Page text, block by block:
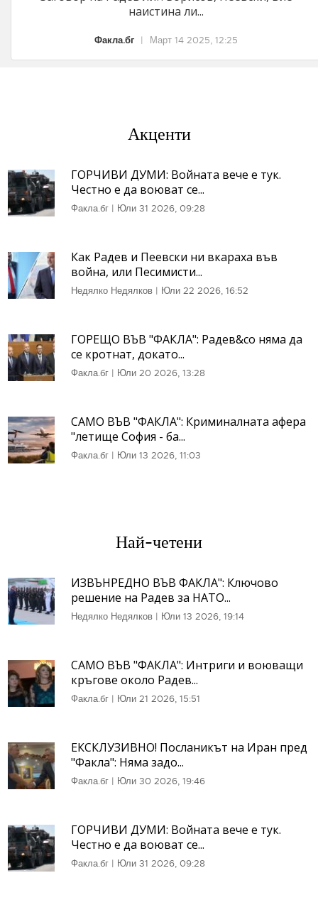
наистина ли...
Факла.бг Март 14 2025, 12:25
Акценти
ГОРЧИВИ ДУМИ: Войната вече е тук.
Честно е да воюват се...
Факла.бг | Юли 31 2026, 09:28
Как Радев и Пеевски ни вкараха във
война, или Песимисти...
Недялко Недялков | Юли 22 2026, 16:52
ГОРЕЩО ВЪВ "ФАКЛА": Радев&co няма да
се кротнат, докато...
Факла.бг | Юли 20 2026, 13:28
САМО ВЪВ "ФАКЛА": Криминалната афера
"летище София - ба...
Факла.бг | Юли 13 2026, 11:03
Най-четени
ИЗВЪНРЕДНО ВЪВ ФАКЛА": Ключово
решение на Радев за НАТО...
Недялко Недялков | Юли 13 2026, 19:14
САМО ВЪВ "ФАКЛА": Интриги и воюващи
кръгове около Радев...
Факла.бг | Юли 21 2026, 15:51
ЕКСКЛУЗИВНО! Посланикът на Иран пред
"Факла": Няма задо...
Факла.бг | Юли 30 2026, 19:46
ГОРЧИВИ ДУМИ: Войната вече е тук.
Честно е да воюват се...
Факла.бг | Юли 31 2026, 09:28